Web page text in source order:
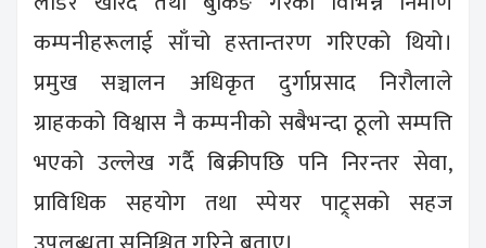
कम्पनीहरूलाई साँचो हस्तान्तरण गरिएको थियो।
प्रमुख सञ्चालन अधिकृत दुर्गाप्रसाद निरौलाले
ग्राहकको विश्वास नै कम्पनीको सबैभन्दा ठूलो सम्पत्ति
भएको उल्लेख गर्दै बिक्रीपछि पनि निरन्तर सेवा,
प्राविधिक सहयोग तथा स्पेयर पाट्र्सको सहज